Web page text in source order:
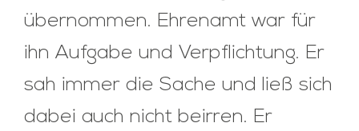
übernommen. Ehrenamt war für
ihn Aufgabe und Verpflichtung. Er
sah immer die Sache und ließ sich
dabei auch nicht beirren. Er